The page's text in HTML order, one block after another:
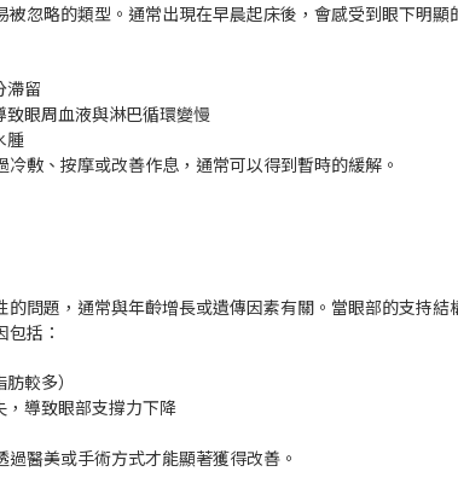
忽略的類型。通常出現在早晨起床後，會感受到眼下明
滯留
眼周血液與淋巴循環變慢
腫
敷、按摩或改善作息，通常可以得到暫時的緩解。
問題，通常與年齡增長或遺傳因素有關。當眼部的支持
括：
較多）
導致眼部支撐力下降
醫美或手術方式才能顯著獲得改善。